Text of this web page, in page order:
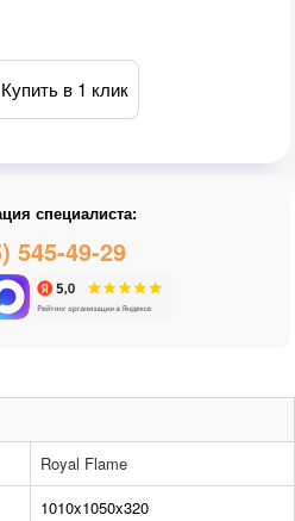
Купить в 1 клик
специалиста:
545-49-29
Royal Flame
1010x1050x320